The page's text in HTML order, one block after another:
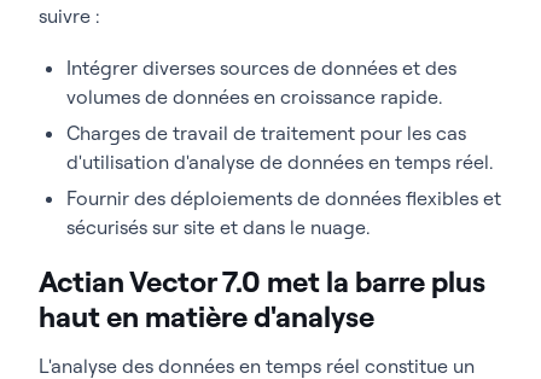
suivre :
Intégrer diverses sources de données et des
volumes de données en croissance rapide.
Charges de travail de traitement pour les cas
d'utilisation d'analyse de données en temps réel.
Fournir des déploiements de données flexibles et
sécurisés sur site et dans le nuage.
Actian Vector 7.0 met la barre plus
haut en matière d'analyse
L'analyse des données en temps réel constitue un